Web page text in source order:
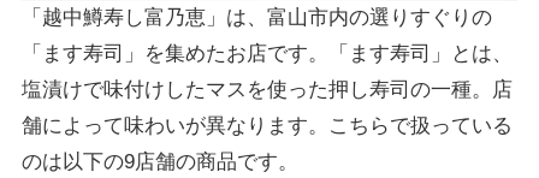
「越中鱒寿し富乃恵」は、富山市内の選りすぐりの
「ます寿司」を集めたお店です。「ます寿司」とは、
塩漬けで味付けしたマスを使った押し寿司の一種。店
舗によって味わいが異なります。こちらで扱っている
のは以下の9店舗の商品です。